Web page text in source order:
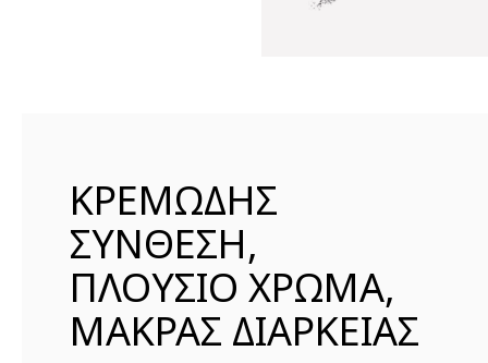
ΚΡΕΜΩΔΗΣ
ΣΥΝΘΕΣΗ,
ΠΛΟΥΣΙΟ ΧΡΩΜΑ,
ΜΑΚΡΑΣ ΔΙΑΡΚΕΙΑΣ